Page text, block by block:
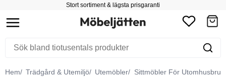
Stort sortiment & lägsta prisgaranti
Hem Trädgård & Utemiljö Utemöbler Sittmöbler För Utomhusbruk